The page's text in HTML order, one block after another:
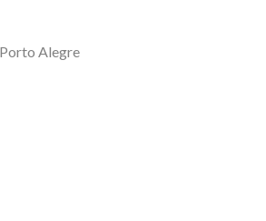
Alegre